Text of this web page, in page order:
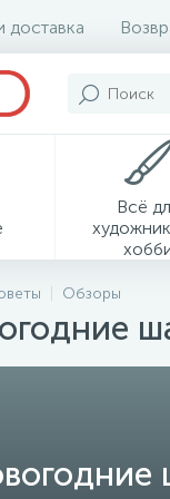
доставка
Всё
Обзоры